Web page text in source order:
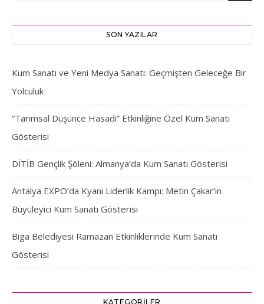
SON YAZILAR
Kum Sanatı ve Yeni Medya Sanatı: Geçmişten Geleceğe Bir
Yolculuk
“Tarımsal Düşünce Hasadı” Etkinliğine Özel Kum Sanatı
Gösterisi
DİTİB Gençlik Şöleni: Almanya’da Kum Sanatı Gösterisi
Antalya EXPO’da Kyani Liderlik Kampı: Metin Çakar’ın
Büyüleyici Kum Sanatı Gösterisi
Biga Belediyesi Ramazan Etkinliklerinde Kum Sanatı
Gösterisi
KATEGORILER